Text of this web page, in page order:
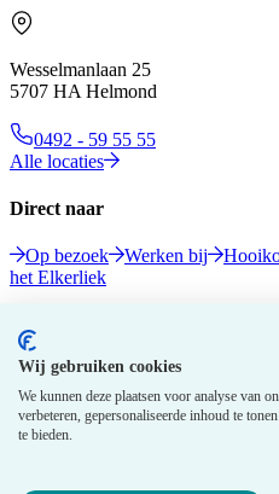
Wij gebruiken cookies
We kunnen deze plaatsen voor analyse van
verbeteren, gepersonaliseerde inhoud te
te bieden.
Wesselmanlaan 25
5707 HA Helmond
0492 - 59 55 55
Alle locaties
Direct naar
Op bezoek Werken bij
het Elkerliek
Volg ons